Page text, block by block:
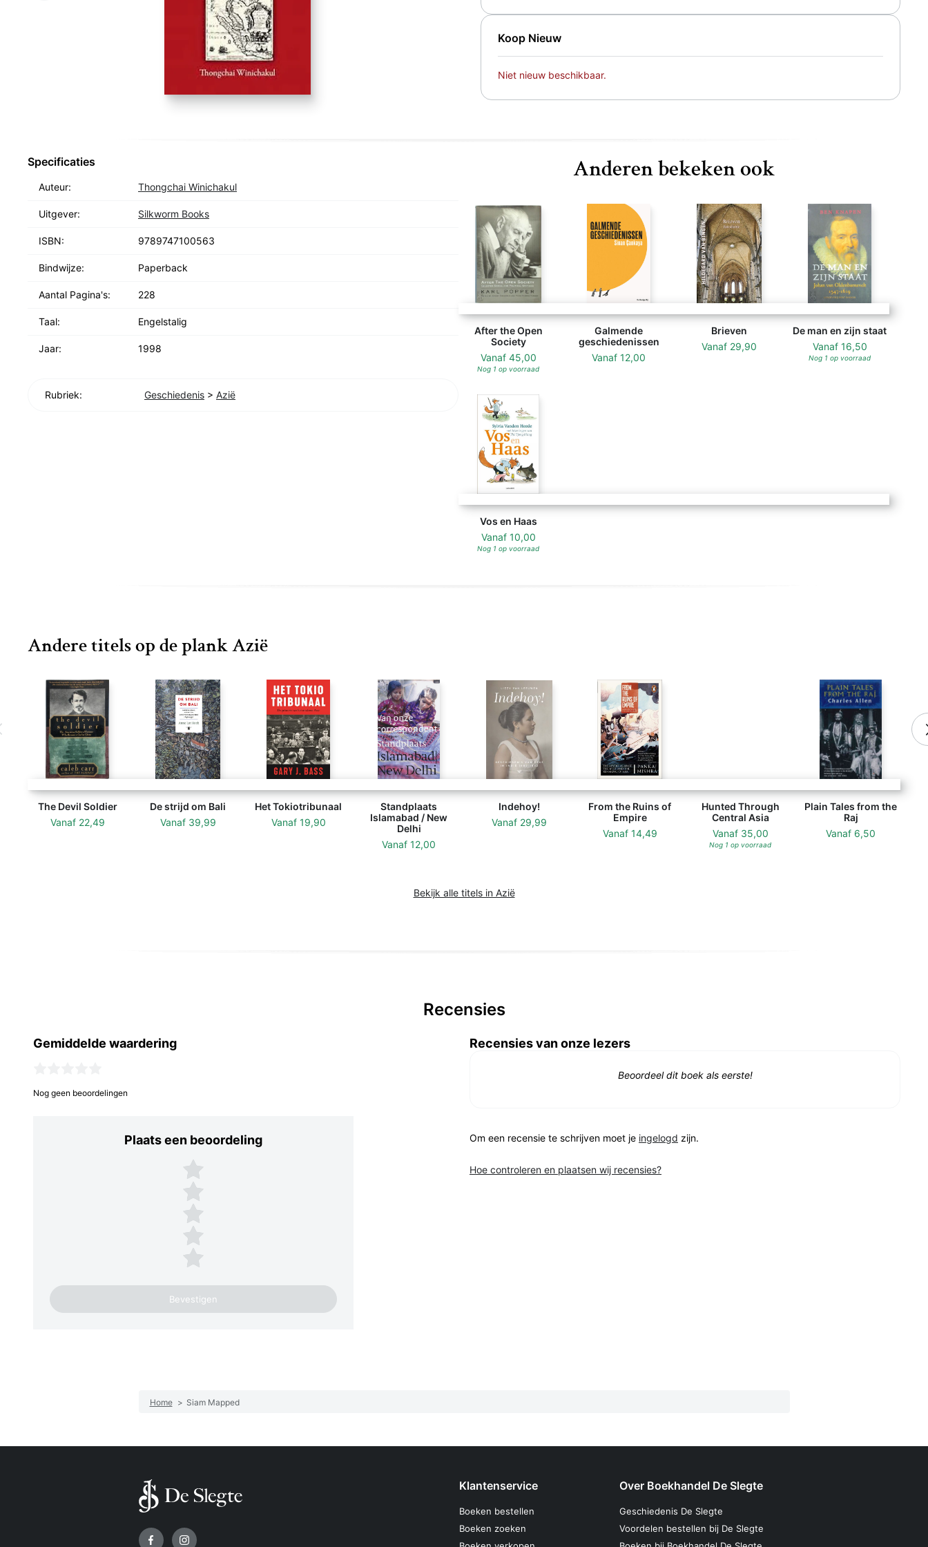
Koop Nieuw
Niet nieuw beschikbaar.
Anderen bekeken ook
After the Open
Society
Vanaf 45,00
Nog 1 op voorraad
Galmende
geschiedenissen
Vanaf 12,00
Brieven
Vanaf 29,90
De man en zijn staat
Vanaf 16,50
Nog 1 op voorraad
Vos en Haas
Vanaf 10,00
Nog 1 op voorraad
Specificaties
Auteur: Thongchai Winichakul
Uitgever: Silkworm Books
ISBN: 9789747100563
Bindwijze: Paperback
Aantal Pagina's: 228
Taal: Engelstalig
Jaar: 1998
Rubriek: Geschiedenis > Azië
Andere titels op de plank Azië
The Devil Soldier
Vanaf 22,49
De strijd om Bali
Vanaf 39,99
Het Tokiotribunaal
Vanaf 19,90
Standplaats
Islamabad / New
Delhi
Vanaf 12,00
Indehoy!
Vanaf 29,99
From the Ruins of
Empire
Vanaf 14,49
Hunted Through
Central Asia
Vanaf 35,00
Nog 1 op voorraad
Plain Tales from the
Raj
Vanaf 6,50
Bekijk alle titels in Azië
Recensies
Gemiddelde waardering
Nog geen beoordelingen
Plaats een beoordeling
Plaats een beoordeling
5 sterren
4 sterren
3 sterren
2 sterren
1 ster
Recensies van onze lezers
Beoordeel dit boek als eerste!
Om een recensie te schrijven moet je ingelogd zijn.
Hoe controleren en plaatsen wij recensies?
Home > Siam Mapped
Volg ons op
Klantenservice
Boeken bestellen
Boeken zoeken
Over Boekhandel De Slegte
Geschiedenis De Slegte
Voordelen bestellen bij De Slegte